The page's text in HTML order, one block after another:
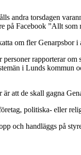
andra torsdagen
på Facebook ”Allt som
om fler Genarpsbor
rapporterar
i Lunds kommun
att de skall gagna
politiska- eller
och handläggs på